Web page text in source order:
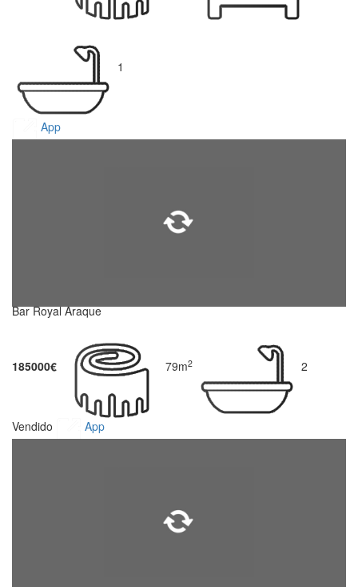
1
App
Bar Royal Araque
185000€ 79m2 2
Vendido App